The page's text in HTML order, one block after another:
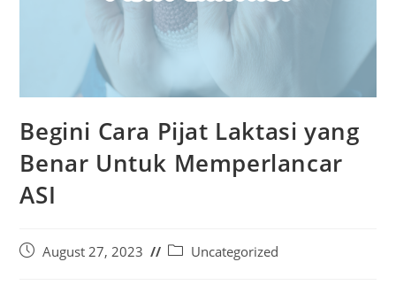
Begini Cara Pijat Laktasi yang
Benar Untuk Memperlancar
ASI
August 27, 2023 Uncategorized